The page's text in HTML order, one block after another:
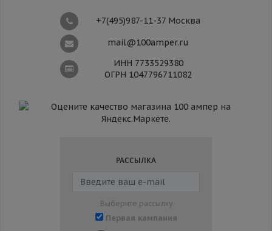
+7(495)987-11-37 Москва
mail@100amper.ru
ИНН 7733529380
ОГРН 1047796711082
РАССЫЛКА
Выберите рассылку
Первая кампания